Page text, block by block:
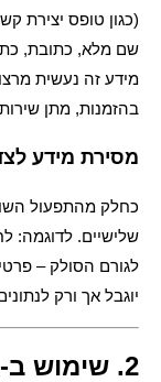
(כגון טופס יצירת
שם מלא, כתובת,
מידע זה נעשית
בהזמנות, מתן
מסירת מידע
כחלק מהתפעול
שלישיים. לדוגמה:
לגורם הסולק –
יוגבל אך ורק
2. שימוש ב-Facebook Pixel